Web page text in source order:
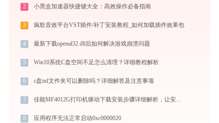
2 小黑盒加速器快捷键大全：高效操作必备指南
3 疯歌音效平台VST插件/补丁安装教程_如何加载插件效果包
4 最新下载openal32.dll后如何解决游戏崩溃问题
5 Win10系统C盘空间不足怎么清理？详细教程解析
6 c盘inf文件夹可以删除吗？详细解答及注意事项
7 佳能MF4012G打印机驱动下载安装步骤详细解析，让安装更简单
8 应用程序无法正常启动0xc0000020